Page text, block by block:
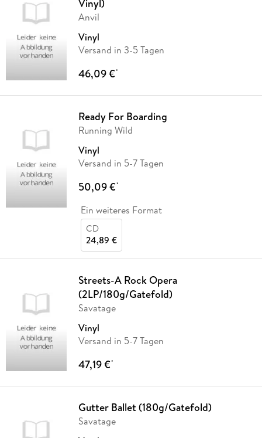
Vinyl)
Anvil
Vinyl
Versand in 3-5 Tagen
46,09 €*
Ready For Boarding
Running Wild
Vinyl
Versand in 5-7 Tagen
50,09 €*
Ein weiteres Format
CD
24,89 €
Streets-A Rock Opera
(2LP/180g/Gatefold)
Savatage
Vinyl
Versand in 5-7 Tagen
47,19 €*
Gutter Ballet (180g/Gatefold)
Savatage